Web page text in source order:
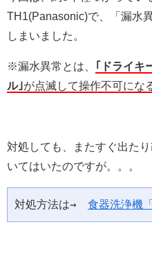
TH1(Panasonic)で、「漏水
しまいました。
※漏水異常とは、
｢ドライキ
ル｣が点滅して操作不可にな
対処しても、またすぐ出た
いてはいたのですが。。。
対処方法は→ 食器洗浄機